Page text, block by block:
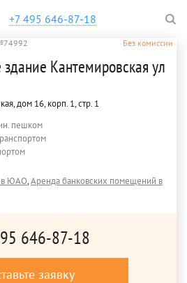
+7 495 646-87-18
Без комиссии
Кантемировская ул
дом 16, корп. 1, стр. 1
пешком
в ЮАО,Аренда банковских помещений в
646-87-18
заявку